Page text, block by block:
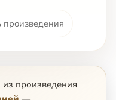
произведения
произведения